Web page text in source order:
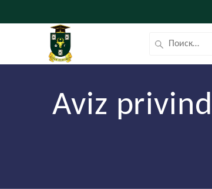
Aviz